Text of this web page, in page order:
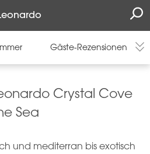
Gäste-Rezensionen
Crystal Cove
Sea
und mediterran bis exotisch